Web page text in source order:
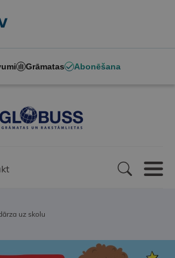
Grāmatas Abonēšana
uz skolu